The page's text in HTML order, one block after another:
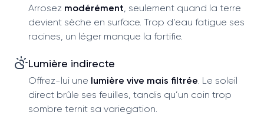
Arrosez modérément , seulement quand la terre
devient sèche en surface. Trop d’eau fatigue ses
racines, un léger manque la fortifie.
Lumière indirecte
Offrez-lui une lumière vive mais filtrée . Le soleil
direct brûle ses feuilles, tandis qu’un coin trop
sombre ternit sa variegation.